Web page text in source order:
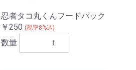
忍者タコ丸くんフードパック
￥250 (税率8%込)
数量